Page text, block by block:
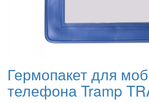
Гермопакет для
телефона Tramp